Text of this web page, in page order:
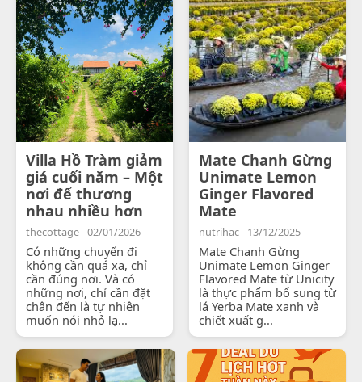
Villa Hồ Tràm giảm
giá cuối năm – Một
nơi để thương
nhau nhiều hơn
thecottage - 02/01/2026
Có những chuyến đi
không cần quá xa, chỉ
cần đúng nơi. Và có
những nơi, chỉ cần đặt
chân đến là tự nhiên
muốn nói nhỏ lạ...
Mate Chanh Gừng
Unimate Lemon
Ginger Flavored
Mate
nutrihac - 13/12/2025
Mate Chanh Gừng
Unimate Lemon Ginger
Flavored Mate từ Unicity
là thực phẩm bổ sung từ
lá Yerba Mate xanh và
chiết xuất g...